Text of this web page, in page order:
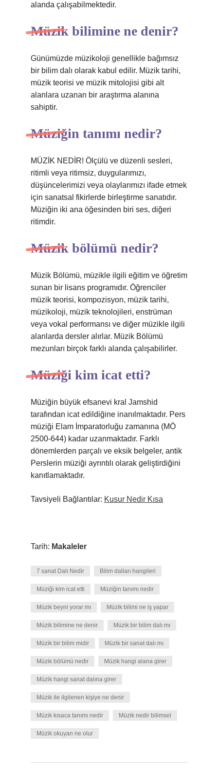
alanda çalışabilmektedir.
Müzik bilimine ne denir?
Günümüzde müzikoloji genellikle bağımsız
bir bilim dalı olarak kabul edilir. Müzik tarihi,
müzik teorisi ve müzik mitolojisi gibi alt
alanlara uzanan bir araştırma alanına
sahiptir.
Müziğin tanımı nedir?
MÜZİK NEDİR! Ölçülü ve düzenli sesleri,
ritimli veya ritimsiz, duygularımızı,
düşüncelerimizi veya olaylarımızı ifade etmek
için sanatsal fikirlerde birleştirme sanatıdır.
Müziğin iki ana öğesinden biri ses, diğeri
ritimdir.
Müzik bölümü nedir?
Müzik Bölümü, müzikle ilgili eğitim ve öğretim
sunan bir lisans programıdır. Öğrenciler
müzik teorisi, kompozisyon, müzik tarihi,
müzikoloji, müzik teknolojileri, enstrüman
veya vokal performansı ve diğer müzikle ilgili
alanlarda dersler alırlar. Müzik Bölümü
mezunları birçok farklı alanda çalışabilirler.
Müziği kim icat etti?
Müziğin büyük efsanevi kral Jamshid
tarafından icat edildiğine inanılmaktadır. Pers
müziği Elam İmparatorluğu zamanına (MÖ
2500-644) kadar uzanmaktadır. Farklı
dönemlerden parçalı ve eksik belgeler, antik
Perslerin müziği ayrıntılı olarak geliştirdiğini
kanıtlamaktadır.
Tavsiyeli Bağlantılar: Kusur Nedir Kısa
Tarih: Makaleler
7 sanat Dalı Nedir Bilim dalları hangileri
Müziği kim icat etti Müziğin tanımı nedir
Müzik beyni yorar mı Müzik bilimi ne iş yapar
Müzik bilimine ne denir Müzik bir bilim dalı mı
Müzik bir bilim midir Müzik bir sanat dalı mı
Müzik bölümü nedir Müzik hangi alana girer
Müzik hangi sanat dalına girer
Müzik ile ilgilenen kişiye ne denir
Müzik kısaca tanımı nedir Müzik nedir bilimsel
Müzik okuyan ne olur